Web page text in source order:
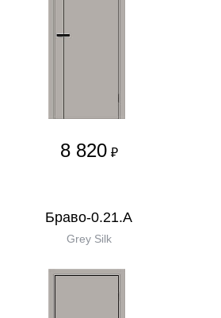
8 820 ₽
Браво-0.21.А
Grey Silk